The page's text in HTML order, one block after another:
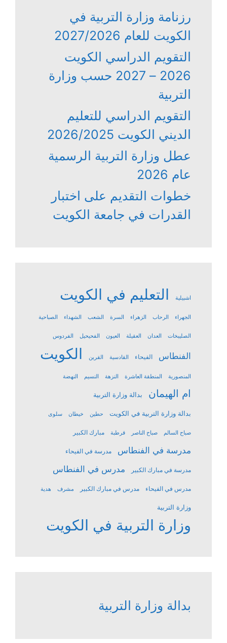
رزنامة وزارة التربية في
الكويت للعام 2027/2026
التقويم الدراسي الكويت
2026 – 2027 حسب وزارة
التربية
التقويم الدراسي للتعليم
الديني الكويت 2026/2025
عطل وزارة التربية الرسمية
عام 2026
خطوات التقديم على اختبار
القدرات في جامعة الكويت
اشبيلية التعليم في الكويت
الجهراء الرحاب الزهراء السرة الشعب الشهداء الصباحية
الصليبخات العدان العقيلة العيون الفحيحيل الفردوس
الفنطاس الفيحاء القادسية القرين الكويت
المنصورية المنطقة العاشرة النزهة النسيم النهضة
ام الهيمان بدالة وزارة التربية
بدالة وزارة التربية في الكويت حطين خيطان سلوى
صباح السالم صباح الناصر قرطبة مبارك الكبير
مدرسة في الفنطاس مدرسة في الفيحاء
مدرسة في مبارك الكبير مدرس في الفنطاس
مدرس في الفيحاء مدرس في مبارك الكبير مشرف هدية
وزارة التربية
وزارة التربية في الكويت
بدالة وزارة التربية